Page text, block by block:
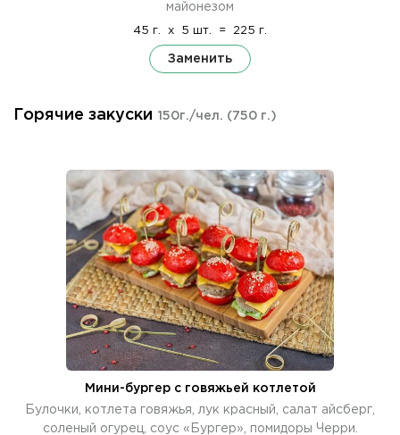
майонезом
45 г. x 5 шт. = 225 г.
Заменить
Горячие закуски 150г./чел. (750 г.)
Мини-бургер с говяжьей котлетой
Булочки, котлета говяжья, лук красный, салат айсберг,
соленый огурец, соус «Бургер», помидоры Черри.